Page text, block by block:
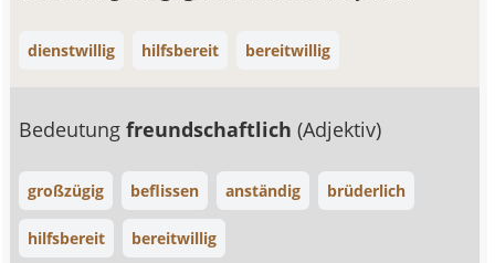
dienstwillig hilfsbereit bereitwillig
Bedeutungfreundschaftlich(Adjektiv)
großzügig beflissen anständig brüderlich
hilfsbereit bereitwillig